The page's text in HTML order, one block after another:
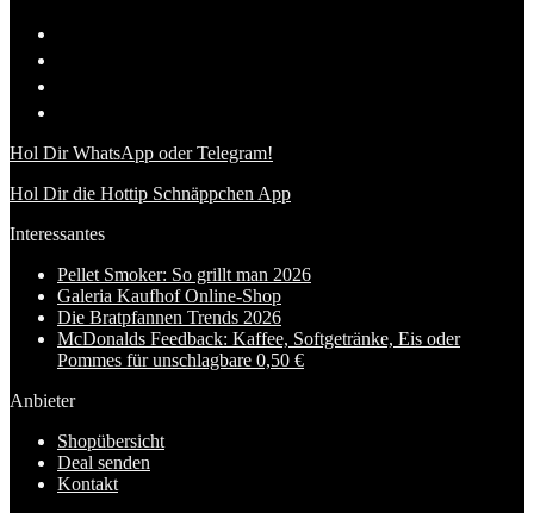
Hol Dir WhatsApp oder Telegram!
Hol Dir die Hottip Schnäppchen App
Interessantes
Pellet Smoker: So grillt man 2026
Galeria Kaufhof Online-Shop
Die Bratpfannen Trends 2026
McDonalds Feedback: Kaffee, Softgetränke, Eis oder
Pommes für unschlagbare 0,50 €
Anbieter
Shopübersicht
Deal senden
Kontakt